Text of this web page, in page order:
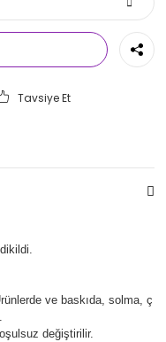
Tavsiye Et
ve baskıda, solma, ç
değiştirilir.